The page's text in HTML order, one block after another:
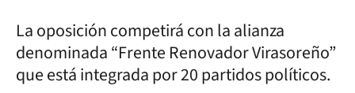
La oposición competirá con la alianza
denominada “Frente Renovador Virasoreño”
que está integrada por 20 partidos políticos.